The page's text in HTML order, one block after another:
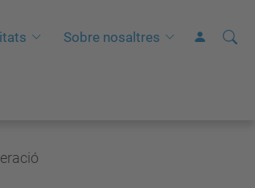
Sobre nosaltres Cerca
C